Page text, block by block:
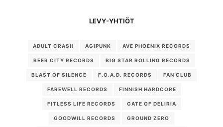
LEVY-YHTIÖT
ADULT CRASH AGIPUNK AVE PHOENIX RECORDS
BEER CITY RECORDS BIG STAR ROLLING RECORDS
BLAST OF SILENCE F.O.A.D. RECORDS FAN CLUB
FAREWELL RECORDS FINNISH HARDCORE
FITLESS LIFE RECORDS GATE OF DELIRIA
GOODWILL RECORDS GROUND ZERO